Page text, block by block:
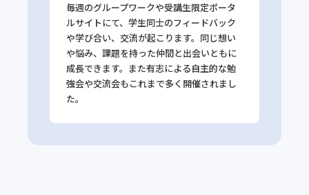
毎週のグループワークや受講生限定ポータ
ルサイトにて、学生同士のフィードバック
や学び合い、交流が起こります。同じ想い
や悩み、課題を持った仲間と出会いともに
成長できます。また有志による自主的な勉
強会や交流会もこれまで多く開催されまし
た。